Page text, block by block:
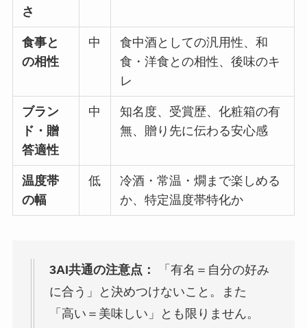
さ
食事と
の相性
中
食中酒としての汎用性、和
食・洋食との相性、後味のキ
レ
ブラン
ド・贈
答適性
中
知名度、受賞歴、化粧箱の有
無、贈り先に伝わる安心感
温度帯
の幅
低
冷酒・常温・燗まで楽しめる
か、特定温度帯特化か
3AI共通の注意点：
「有名＝自分の好み
に合う」と決めつけないこと。また
「高い＝美味しい」とも限りません。